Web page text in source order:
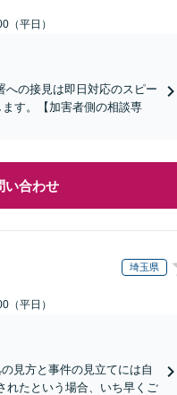
（平日）
への接見は即日対応のスピー
す。【加害者側の相談専
い合わせ
埼玉県
（平日）
見方と事件の見立てには自
れたという場合、いち早くご